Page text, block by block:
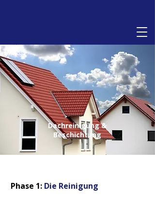
Dachreinigung &
Beschichtung
Phase 1: Die Reinigung